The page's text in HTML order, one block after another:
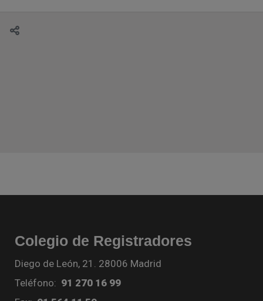
Colegio de Registradores
Diego de León, 21. 28006 Madrid
Teléfono: 91 270 16 99